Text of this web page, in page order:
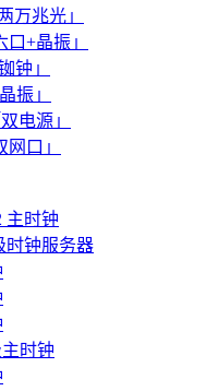
万兆光」
口+晶振」
钟」
振」
电源」
口」
主时钟
时钟服务器
时钟